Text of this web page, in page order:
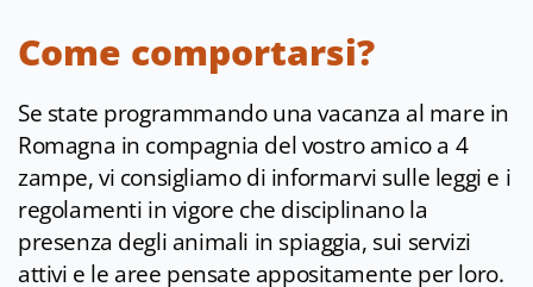
Come comportarsi?
Se state programmando una vacanza al mare in
Romagna in compagnia del vostro amico a 4
zampe, vi consigliamo di informarvi sulle leggi e i
regolamenti in vigore che disciplinano la
presenza degli animali in spiaggia, sui servizi
attivi e le aree pensate appositamente per loro.